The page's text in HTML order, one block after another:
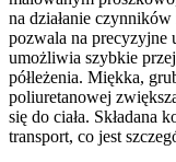
na działanie
pozwala na precyzyjne
umożliwia szybkie
półleżenia. Miękka,
poliuretanowej
się do ciała. Składana
transport, co jest